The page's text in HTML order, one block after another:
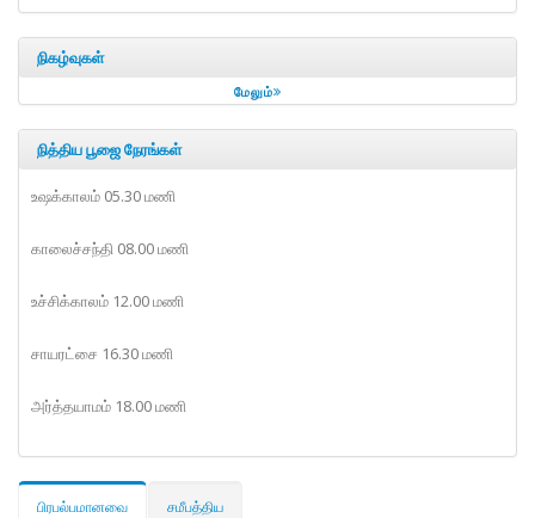
நிகழ்வுகள்
மேலும்
நித்திய பூஜை நேரங்கள்
உஷக்காலம் 05.30 மணி
காலைச்சந்தி 08.00 மணி
உச்சிக்காலம் 12.00 மணி
சாயரட்சை 16.30 மணி
அர்த்தயாமம் 18.00 மணி
பிரபல்பமானவை சமீபத்திய